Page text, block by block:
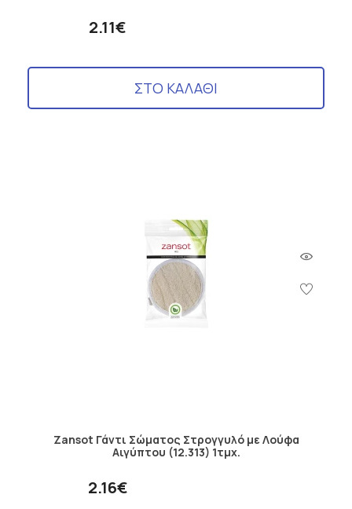
2.11€
ΣΤΟ ΚΑΛΑΘΙ
Zansot Γάντι Σώματος Στρογγυλό με Λούφα
Αιγύπτου (12.313) 1τμχ.
2.16€